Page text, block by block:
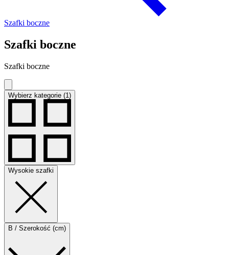
Szafki boczne
Szafki boczne
Szafki boczne
Wybierz kategorie (1)
Wysokie szafki
B / Szerokość (cm)